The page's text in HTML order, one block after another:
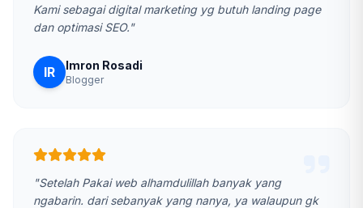
Kami sebagai digital marketing yg butuh landing page
dan optimasi SEO."
IR Imron Rosadi
Blogger
"Setelah Pakai web alhamdulillah banyak yang
ngabarin. dari sebanyak yang nanya, ya walaupun gk